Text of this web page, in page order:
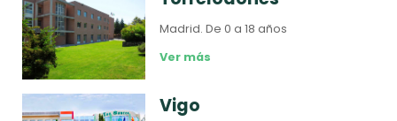
Madrid.De 0 a 18 años
Ver más
Vigo